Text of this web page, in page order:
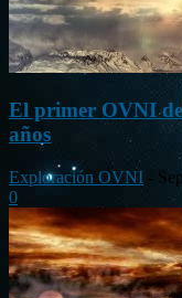
El primer OVNI
años
Exploración OVNI
0